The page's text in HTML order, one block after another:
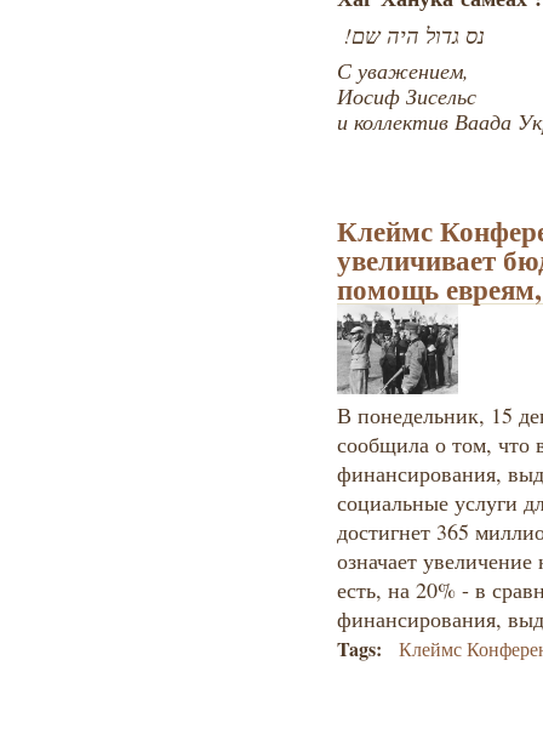
נס גדול היה שם!
С уважением,
Иосиф Зисельс
и коллектив Ваада
Клеймс
увеличивает
помощь
В понедельник, 15
сообщила о том, что
финансирования,
социальные услуги
достигнет 365
означает
есть, на 20% - в
финансирования,
Tags: Клеймс